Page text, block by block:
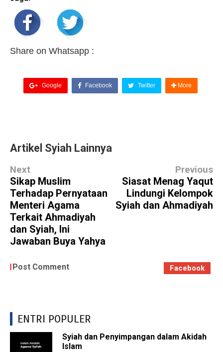
Share on Whatsapp :
Google Facebook Twitter More
Artikel Syiah Lainnya
Next
Sikap Muslim
Terhadap Pernyataan
Menteri Agama
Terkait Ahmadiyah
dan Syiah, Ini
Jawaban Buya Yahya
Previous
Siasat Menag Yaqut
Lindungi Kelompok
Syiah dan Ahmadiyah
Post Comment Facebook
ENTRI POPULER
Syiah dan Penyimpangan dalam Akidah
Islam